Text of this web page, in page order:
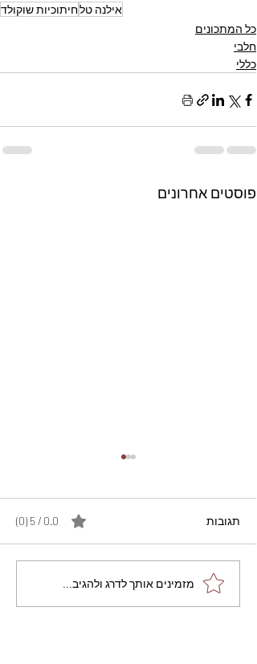
אילנה טלחיתוכיות שוקולד
כל המתכונים
חלבי
כללי
פוסטים אחרונים
מתכון מנצח עוגת מייפל
שוקולד בחושה וקלה - זיוה
תגובות 0.0 / 5 ‏(0)
מזמינים אותך לדרג ולהגיב...